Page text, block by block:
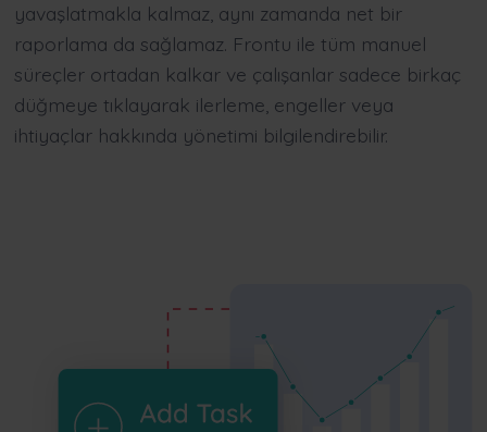
yavaşlatmakla kalmaz, aynı zamanda net bir
raporlama da sağlamaz. Frontu ile tüm manuel
süreçler ortadan kalkar ve çalışanlar sadece birkaç
düğmeye tıklayarak ilerleme, engeller veya
ihtiyaçlar hakkında yönetimi bilgilendirebilir.